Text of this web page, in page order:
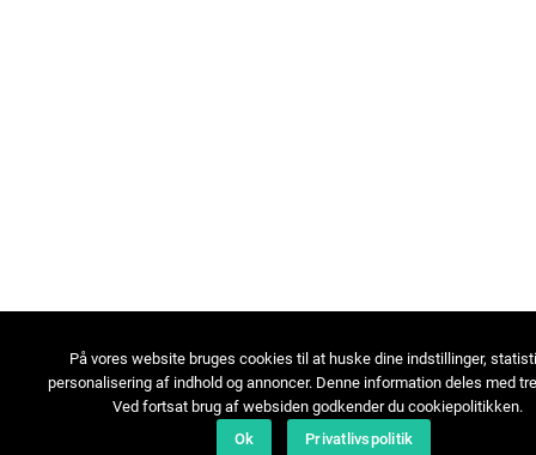
På vores website bruges cookies til at huske dine indstillinger,
personalisering af indhold og annoncer. Denne information deles med
Ved fortsat brug af websiden godkender du cookiepolitikken.
Ok
Privatlivspolitik